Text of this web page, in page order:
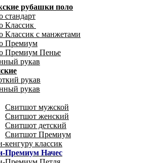
рубашки поло
стандарт
Классик
Классик с манжетами
Премиум
Премиум Пенье
рукав
рукав
рукав
Свитшот мужской
Свитшот женский
Свитшот детский
Свитшот Премиум
кенгуру классик
Премиум Начес